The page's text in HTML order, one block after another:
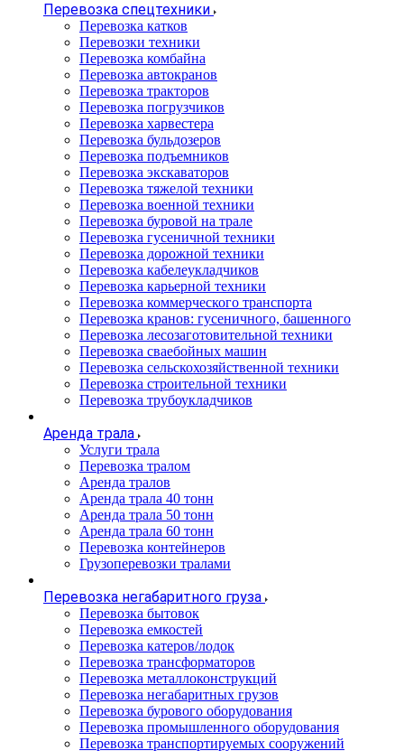
Перевозка спецтехники
Перевозка катков
Перевозки техники
Перевозка комбайна
Перевозка автокранов
Перевозка тракторов
Перевозка погрузчиков
Перевозка харвестера
Перевозка бульдозеров
Перевозка подъемников
Перевозка экскаваторов
Перевозка тяжелой техники
Перевозка военной техники
Перевозка буровой на трале
Перевозка гусеничной техники
Перевозка дорожной техники
Перевозка кабелеукладчиков
Перевозка карьерной техники
Перевозка коммерческого транспорта
Перевозка кранов: гусеничного, башенного
Перевозка лесозаготовительной техники
Перевозка сваебойных машин
Перевозка сельскохозяйственной техники
Перевозка строительной техники
Перевозка трубоукладчиков
Аренда трала
Услуги трала
Перевозка тралом
Аренда тралов
Аренда трала 40 тонн
Аренда трала 50 тонн
Аренда трала 60 тонн
Перевозка контейнеров
Грузоперевозки тралами
Перевозка негабаритного груза
Перевозка бытовок
Перевозка емкостей
Перевозка катеров/лодок
Перевозка трансформаторов
Перевозка металлоконструкций
Перевозка негабаритных грузов
Перевозка бурового оборудования
Перевозка промышленного оборудования
Перевозка транспортируемых сооружений